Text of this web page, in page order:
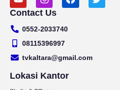
o
u
u
b
n
s
a
g
a
m
a
k
w
Contact Us
0552-2033740
08115396997
tvkaltara@gmail.com
Lokasi Kantor